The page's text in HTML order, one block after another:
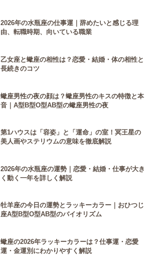
2026年の水瓶座の仕事運｜辞めたいと感じる理
由、転職時期、向いている職業
乙女座と蠍座の相性は？恋愛・結婚・体の相性と
長続きのコツ
蠍座男性の夜の顔は？蠍座男性のキスの特徴と本
音｜A型B型O型AB型の蠍座男性の夜
第1ハウスは「容姿」と「運命」の室！冥王星の
美人画やステリウムの意味を徹底解説
2026年の水瓶座の運勢｜恋愛・結婚・仕事が大き
く動く一年を詳しく解説
牡羊座の今日の運勢とラッキーカラー｜おひつじ
座A型B型O型AB型のバイオリズム
蠍座の2026年ラッキーカラーは？仕事運・恋愛
運・金運別にわかりやすく解説